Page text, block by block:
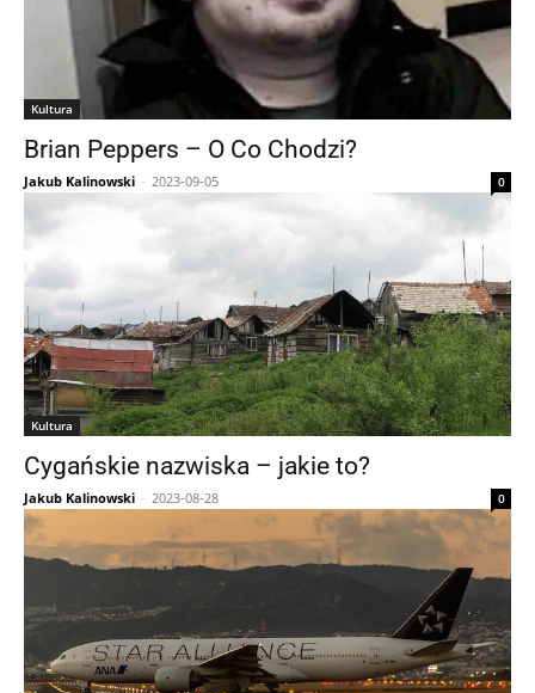
Kultura
Brian Peppers – O Co Chodzi?
Jakub Kalinowski - 2023-09-05 0
Kultura
Cygańskie nazwiska – jakie to?
Jakub Kalinowski - 2023-08-28 0